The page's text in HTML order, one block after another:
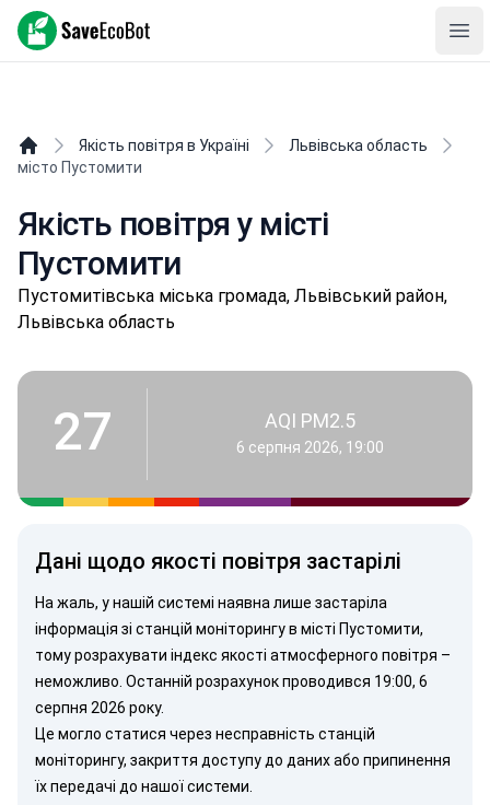
SaveEcoBot
Якість повітря в Україні
Львівська область
місто Пустомити
Якість повітря у місті
Пустомити
Пустoмитівськa міська громада, Львівський район,
Львівська область
27 AQI PM2.5
6 серпня 2026, 19:00
Дані щодо якості повітря застарілі
На жаль, у нашій системі наявна лише застаріла
інформація зі станцій моніторингу в місті Пустомити,
тому розрахувати індекс якості атмосферного повітря –
неможливо. Останній розрахунок проводився 19:00, 6
серпня 2026 року.
Це могло статися через несправність станцій
моніторингу, закриття доступу до даних або припинення
їх передачі до нашої системи.